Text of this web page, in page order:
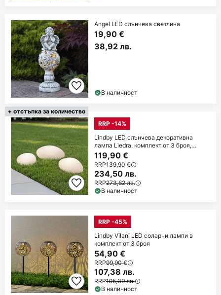
Angel LED слънчева светлина
19,90 €
38,92 лв.
В наличност
+ отстъпка за количество
RRP -14%
Lindby LED слънчева декоративна
лампа Liedra, комплект от 3 броя,
RGBW, с
119,90 €
RRP139,90 €
234,50 лв.
RRP273,62 лв.
В наличност
RRP -45%
Lindby Vilani LED соларни лампи в
комплект от 3 броя
54,90 €
RRP99,90 €
107,38 лв.
RRP195,39 лв.
В наличност